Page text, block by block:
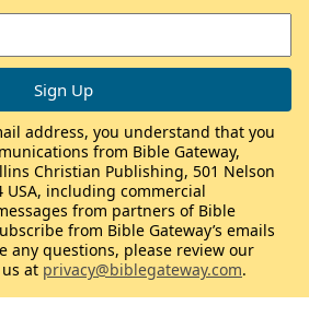
address, you understand that you
from Bible Gateway,
Christian Publishing, 501 Nelson
USA, including commercial
from partners of Bible
from Bible Gateway’s emails
any questions, please review our
at privacy@biblegateway.com.